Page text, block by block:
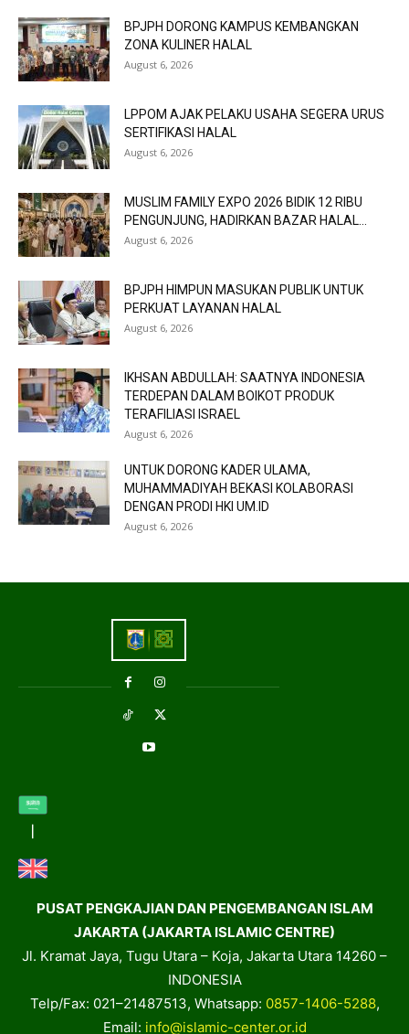
BPJPH DORONG KAMPUS KEMBANGKAN
ZONA KULINER HALAL
August 6, 2026
LPPOM AJAK PELAKU USAHA SEGERA URUS
SERTIFIKASI HALAL
August 6, 2026
MUSLIM FAMILY EXPO 2026 BIDIK 12 RIBU
PENGUNJUNG, HADIRKAN BAZAR HALAL...
August 6, 2026
BPJPH HIMPUN MASUKAN PUBLIK UNTUK
PERKUAT LAYANAN HALAL
August 6, 2026
IKHSAN ABDULLAH: SAATNYA INDONESIA
TERDEPAN DALAM BOIKOT PRODUK
TERAFILIASI ISRAEL
August 6, 2026
UNTUK DORONG KADER ULAMA,
MUHAMMADIYAH BEKASI KOLABORASI
DENGAN PRODI HKI UM.ID
August 6, 2026
PUSAT PENGKAJIAN DAN PENGEMBANGAN ISLAM
JAKARTA (JAKARTA ISLAMIC CENTRE)
Jl. Kramat Jaya, Tugu Utara – Koja, Jakarta Utara 14260 –
INDONESIA
Telp/Fax: 021–21487513, Whatsapp: 0857-1406-5288,
Email: info@islamic-center.or.id